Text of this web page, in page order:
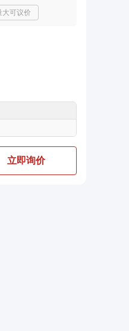
大可议价
立即询价